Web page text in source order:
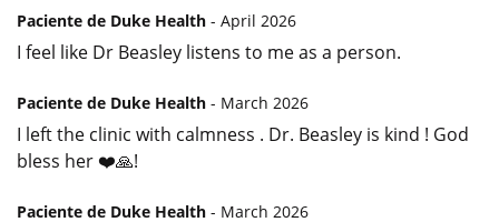
Paciente de Duke Health - April 2026
I feel like Dr Beasley listens to me as a person.
Paciente de Duke Health - March 2026
I left the clinic with calmness . Dr. Beasley is kind ! God
bless her ❤️🙏!
Paciente de Duke Health - March 2026